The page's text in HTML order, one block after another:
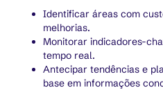
Identificar áreas com
melhorias.
Monitorar indicadores-
tempo real.
Antecipar tendências e
base em informações